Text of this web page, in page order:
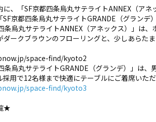
に、「SF京都四条烏丸サテライトANNEX（ア
SF京都四条烏丸サテライトGRANDE（グランデ
四条烏丸サテライトANNEX（アネックス）」は
ダークブラウンのフローリングと、少しあらた
space-find/kyoto2
四条烏丸サテライトGRANDE（グランデ）」は
採用で12名様まで快適にテーブルにご着席いただ
space-find/kyoto3
★